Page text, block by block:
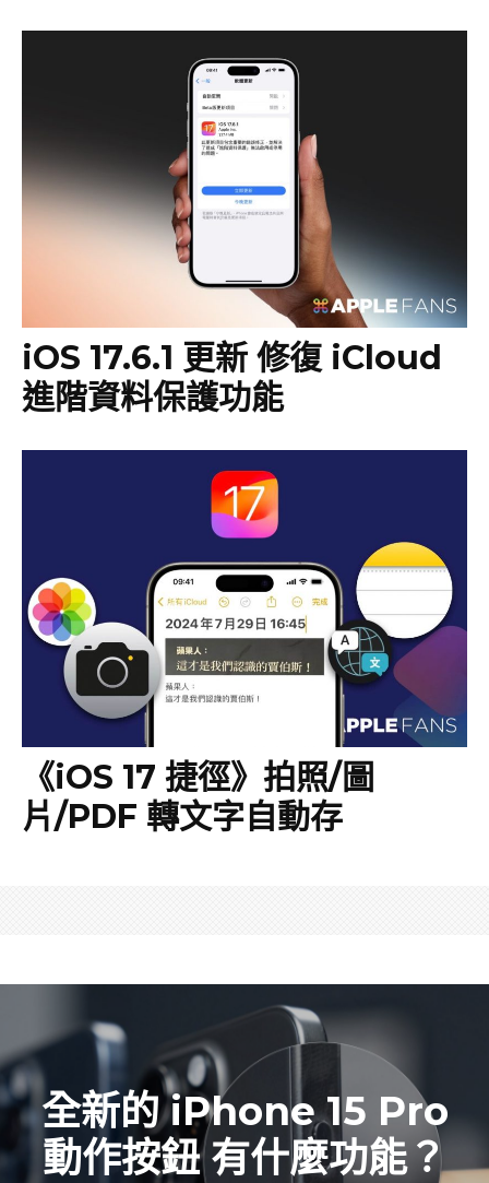
iOS 17.6.1 更新 修復 iCloud
進階資料保護功能
《iOS 17 捷徑》拍照/圖
片/PDF 轉文字自動存
全新的 iPhone 15 Pro
動作按鈕 有什麼功能？